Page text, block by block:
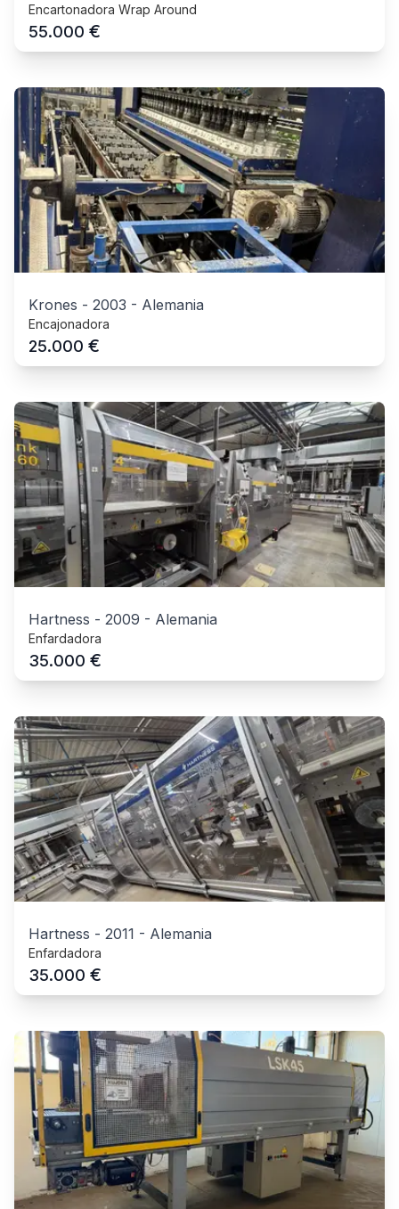
Encartonadora Wrap Around
55.000 €
Krones - 2003 - Alemania
Encajonadora
25.000 €
Hartness - 2009 - Alemania
Enfardadora
35.000 €
Hartness - 2011 - Alemania
Enfardadora
35.000 €